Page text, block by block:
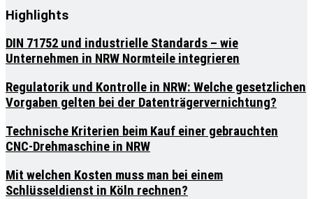
Highlights
DIN 71752 und industrielle Standards – wie
Unternehmen in NRW Normteile integrieren
Regulatorik und Kontrolle in NRW: Welche gesetzlichen
Vorgaben gelten bei der Datenträgervernichtung?
Technische Kriterien beim Kauf einer gebrauchten
CNC-Drehmaschine in NRW
Mit welchen Kosten muss man bei einem
Schlüsseldienst in Köln rechnen?